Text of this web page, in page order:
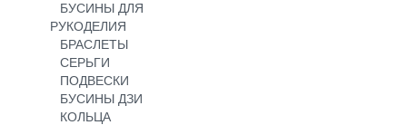
БУСИНЫ ДЛЯ
РУКОДЕЛИЯ
БРАСЛЕТЫ
СЕРЬГИ
ПОДВЕСКИ
БУСИНЫ ДЗИ
КОЛЬЦА